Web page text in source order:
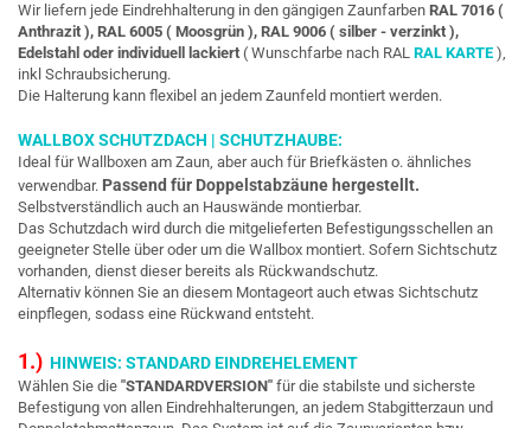
Wir liefern jede Eindrehhalterung in den gängigen Zaunfarben RAL 7016 (
Anthrazit ), RAL 6005 ( Moosgrün ), RAL 9006 ( silber - verzinkt ),
Edelstahl oder individuell lackiert ( Wunschfarbe nach RAL RAL KARTE ),
inkl Schraubsicherung.
Die Halterung kann flexibel an jedem Zaunfeld montiert werden.
WALLBOX SCHUTZDACH | SCHUTZHAUBE:
Ideal für Wallboxen am Zaun, aber auch für Briefkästen o. ähnliches
verwendbar. Passend für Doppelstabzäune hergestellt.
Selbstverständlich auch an Hauswände montierbar.
Das Schutzdach wird durch die mitgelieferten Befestigungsschellen an
geeigneter Stelle über oder um die Wallbox montiert. Sofern Sichtschutz
vorhanden, dienst dieser bereits als Rückwandschutz.
Alternativ können Sie an diesem Montageort auch etwas Sichtschutz
einpflegen, sodass eine Rückwand entsteht.
1.) HINWEIS: STANDARD EINDREHELEMENT
Wählen Sie die "STANDARDVERSION" für die stabilste und sicherste
Befestigung von allen Eindrehhalterungen, an jedem Stabgitterzaun und